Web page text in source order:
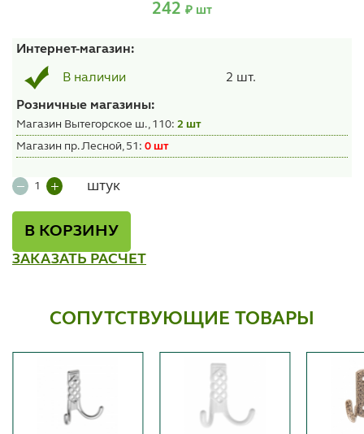
242 ₽ шт
Интернет-магазин:
В наличии 2 шт.
Розничные магазины:
Магазин Вытегорское ш., 110: 2 шт
Магазин пр. Лесной, 51: 0 шт
штук
В КОРЗИНУ
ЗАКАЗАТЬ РАСЧЕТ
СОПУТСТВУЮЩИЕ ТОВАРЫ